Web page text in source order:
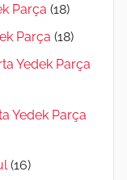
Parça (18)
Parça (18)
Yedek Parça
Yedek Parça
(16)